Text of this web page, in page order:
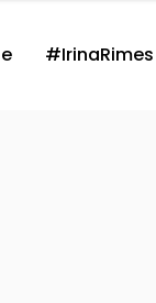
#IrinaRimes